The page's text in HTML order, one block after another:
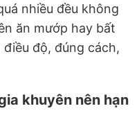
nhiều đều không
ăn mướp hay bất
độ, đúng cách,
khuyên nên hạn